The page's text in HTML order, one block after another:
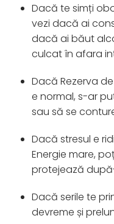
Dacă te simți
vezi dacă ai
dacă ai băut
culcat în afara
Dacă Rezerva
e normal, s-ar
sau să se
Dacă stresul e
Energie mare,
protejează
Dacă serile te
devreme și